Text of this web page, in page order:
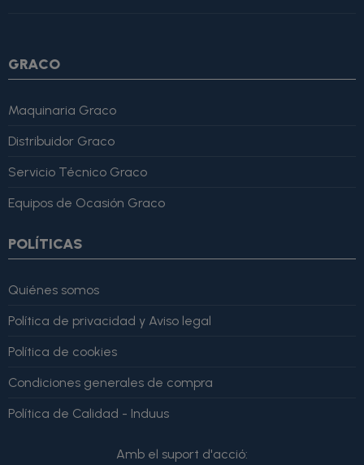
GRACO
Maquinaria Graco
Distribuidor Graco
Servicio Técnico Graco
Equipos de Ocasión Graco
POLÍTICAS
Quiénes somos
Política de privacidad y Aviso legal
Política de cookies
Condiciones generales de compra
Política de Calidad - Induus
Amb el suport d'acció: